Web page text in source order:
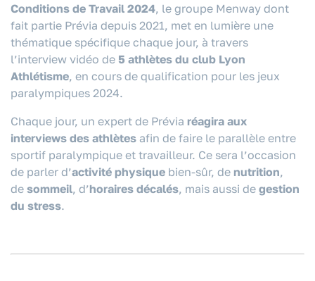
Conditions de Travail 2024, le groupe Menway dont
fait partie Prévia depuis 2021, met en lumière une
thématique spécifique chaque jour, à travers
l’interview vidéo de 5 athlètes du club Lyon
Athlétisme, en cours de qualification pour les jeux
paralympiques 2024.
Chaque jour, un expert de Prévia réagira aux
interviews des athlètes afin de faire le parallèle entre
sportif paralympique et travailleur. Ce sera l’occasion
de parler d’activité physique bien-sûr, de nutrition,
de sommeil, d’horaires décalés, mais aussi de gestion
du stress.